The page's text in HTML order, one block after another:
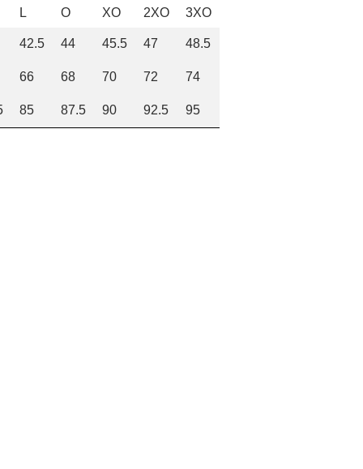
L O XO 2XO 3XO
42.5 44 45.5 47 48.5
66 68 70 72 74
85 87.5 90 92.5 95